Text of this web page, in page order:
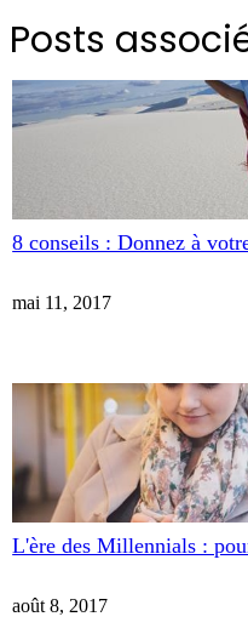
Posts
8 conseils : Donnez à
mai 11, 2017
L'ère des Millennials :
août 8, 2017